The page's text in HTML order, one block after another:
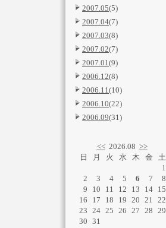
2007.05(5)
2007.04(7)
2007.03(8)
2007.02(7)
2007.01(9)
2006.12(8)
2006.11(10)
2006.10(22)
2006.09(31)
<<2026.08 >>
日
2
9
16
23
30
月
3
10
17
24
31
火
4
11
18
25
水
5
12
19
26
木
6
13
20
27
金
7
14
21
28
土
1
8
15
22
29